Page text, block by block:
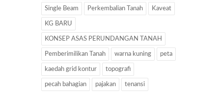
Single Beam Perkembalian Tanah Kaveat
KG BARU
KONSEP ASAS PERUNDANGAN TANAH
Pemberimilikan Tanah warna kuning peta
kaedah grid kontur topografi
pecah bahagian pajakan tenansi